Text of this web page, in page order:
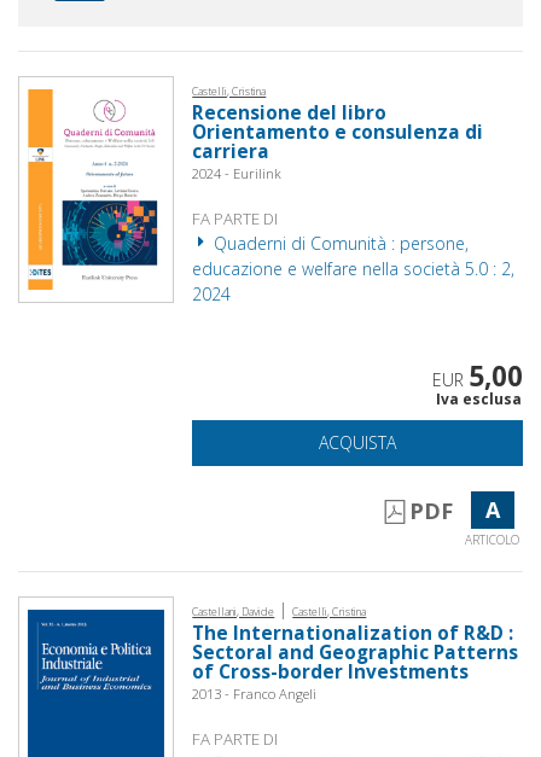
Castelli, Cristina
Recensione del libro
Orientamento e consulenza di
carriera
2024 - Eurilink
FA PARTE DI
Quaderni di Comunità : persone,
educazione e welfare nella società 5.0 : 2,
2024
EUR 5,00
Iva esclusa
ACQUISTA
PDF A
ARTICOLO
Castellani, Davide | Castelli, Cristina
The Internationalization of R&D :
Sectoral and Geographic Patterns
of Cross-border Investments
2013 - Franco Angeli
FA PARTE DI